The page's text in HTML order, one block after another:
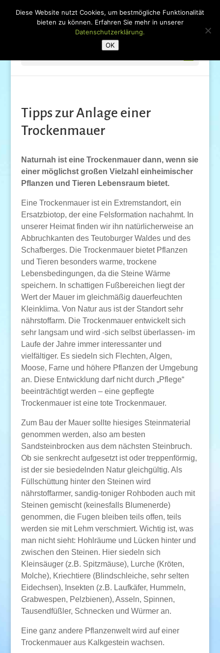
Tipps zur Anlage einer
Trockenmauer
Naturnah ist eine Trockenmauer dann, wenn sie
einer möglichst großen Vielzahl einheimischer
Pflanzen und Tieren Lebensraum bietet.
Eine Trockenmauer ist ein Extremstandort, ein
Ersatzbiotop, der eine Felsformation nachahmt. In
unserer Heimat finden wir ihn natürlicherweise an
Abbruchkanten des Teutoburger Waldes und des
Schafberges. Die Trockenmauer bietet Pflanzen
und Tieren besonders warme, trockene
Lebensbedingungen, da die Steine Wärme
speichern. In schattigen Fußbereichen liegt der
Wert der Mauer im gleichmäßig dauerfeuchten
Kleinklima. Von Natur aus ist der Standort sehr
nährstoffarm. Die Trockenmauer entwickelt sich
sehr langsam und wird -sich selbst überlassen- im
Laufe der Jahre immer interessanter und
vielfältiger. Es siedeln sich Flechten, Algen,
Moose, Farne und höhere Pflanzen der Umgebung
an. Diese Entwicklung darf nicht durch „Pflege“
beeinträchtigt werden – eine gepflegte
Trockenmauer ist eine tote Trockenmauer.
Zum Bau der Mauer sollte hiesiges Steinmaterial
genommen werden, also am besten
Sandsteinbrocken aus dem nächsten Steinbruch.
Ob sie senkrecht aufgesetzt ist oder treppenförmig,
ist der sie besiedelnden Natur gleichgültig. Als
Füllschüttung hinter den Steinen wird
nährstoffarmer, sandig-toniger Rohboden auch mit
Steinen gemischt (keinesfalls Blumenerde)
genommen, die Fugen bleiben teils offen, teils
werden sie mit Lehm verschmiert. Wichtig ist, was
man nicht sieht: Hohlräume und Lücken hinter und
zwischen den Steinen. Hier siedeln sich
Kleinsäuger (z.B. Spitzmäuse), Lurche (Kröten,
Molche), Kriechtiere (Blindschleiche, sehr selten
Eidechsen), Insekten (z.B. Laufkäfer, Hummeln,
Grabwespen, Pelzbienen), Asseln, Spinnen,
Tausendfüßler, Schnecken und Würmer an.
Eine ganz andere Pflanzenwelt wird auf einer
Trockenmauer aus Kalkgestein wachsen.
Diese Website nutzt Cookies, um bestmögliche Funktionalität
bieten zu können. Erfahren Sie mehr in unserer
Datenschutzerklärung.
OK